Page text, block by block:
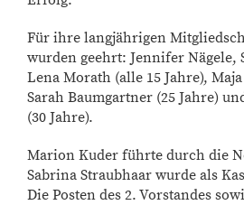
Für ihre langjährigen
wurden geehrt: Jennifer Nägele,
Lena Morath (alle 15 Jahre),
Sarah Baumgartner (25 Jahre)
(30 Jahre).
Marion Kuder führte durch die
Sabrina Straubhaar wurde als
Die Posten des 2. Vorstandes